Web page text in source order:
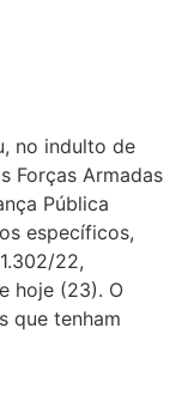
no indulto de
Forças Armadas
Pública
específicos,
22,
hoje (23). O
que tenham